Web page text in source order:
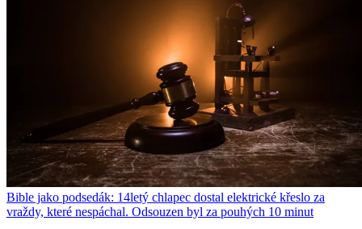
Bible jako podsedák: 14letý chlapec dostal elektrické křeslo za
vraždy, které nespáchal. Odsouzen byl za pouhých 10 minut